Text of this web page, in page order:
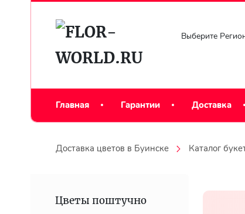
Выберите
Главная Гарантии Доставка
Доставка цветов в Буинске Каталог
Цветы поштучно